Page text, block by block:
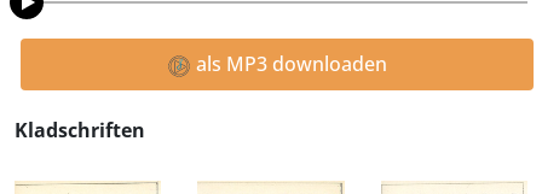
als MP3 downloaden
Kladschriften